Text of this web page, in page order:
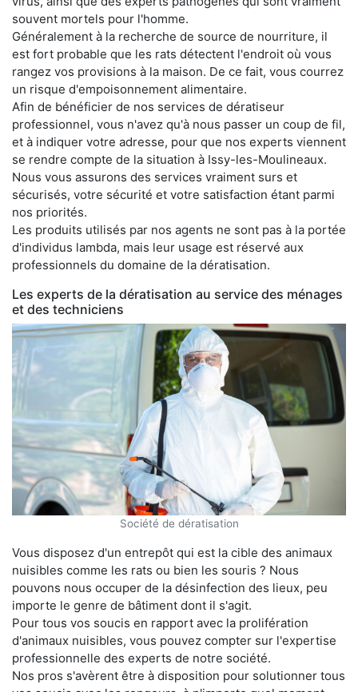
souvent mortels pour l'homme.
Généralement à la recherche de source de nourriture, il
est fort probable que les rats détectent l'endroit où vous
rangez vos provisions à la maison. De ce fait, vous courrez
un risque d'empoisonnement alimentaire.
Afin de bénéficier de nos services de dératiseur
professionnel, vous n'avez qu'à nous passer un coup de fil,
et à indiquer votre adresse, pour que nos experts viennent
se rendre compte de la situation à Issy-les-Moulineaux.
Nous vous assurons des services vraiment surs et
sécurisés, votre sécurité et votre satisfaction étant parmi
nos priorités.
Les produits utilisés par nos agents ne sont pas à la portée
d'individus lambda, mais leur usage est réservé aux
professionnels du domaine de la dératisation.
Les experts de la dératisation au service des ménages
et des techniciens
Société de dératisation
Vous disposez d'un entrepôt qui est la cible des animaux
nuisibles comme les rats ou bien les souris ? Nous
pouvons nous occuper de la désinfection des lieux, peu
importe le genre de bâtiment dont il s'agit.
Pour tous vos soucis en rapport avec la prolifération
d'animaux nuisibles, vous pouvez compter sur l'expertise
professionnelle des experts de notre société.
Nos pros s'avèrent être à disposition pour solutionner tous